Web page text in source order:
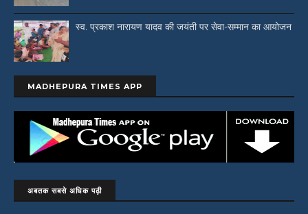
स्व. प्रकाश नारायण यादव की जयंती पर सेवा-सम्मान का आयोजन
MADHEPURA TIMES APP
अबतक सबसे अधिक पढ़ी